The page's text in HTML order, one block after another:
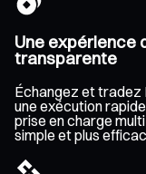
Une expérience
transparente
Échangez et tradez
une exécution
prise en charge
simple et plus